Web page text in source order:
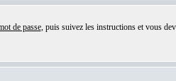
de passe, puis suivez les instructions et vous